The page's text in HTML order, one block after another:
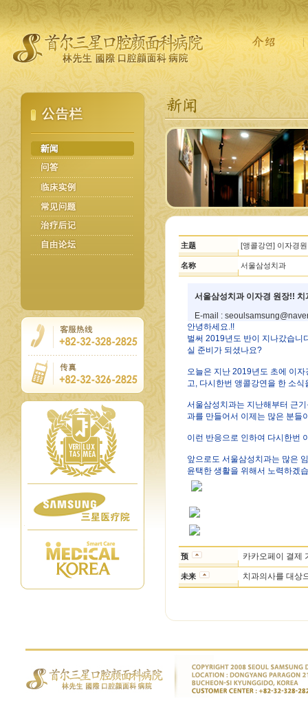
主题 [앵콜강연] 이자경
名称 서울삼성치과
서울삼성치과 이자경 원장!!
E-mail :
안녕하세요.!!
벌써 2019년도 반이 지나갔습니
실 준비가 되셨나요?
오늘은 지난 2019년도 초에 이
고, 다시한번 앵콜강연을 한 소
서울삼성치과는 지난해부터 근
과를 만들어서 이제는 많은 분들
이런 반응으로 인하여 다시한번
앞으로도 서울삼성치과는 많은
윤택한 생활을 위해서 노력하겠
预 카카오페이 결제
未来 치과의사를 대상